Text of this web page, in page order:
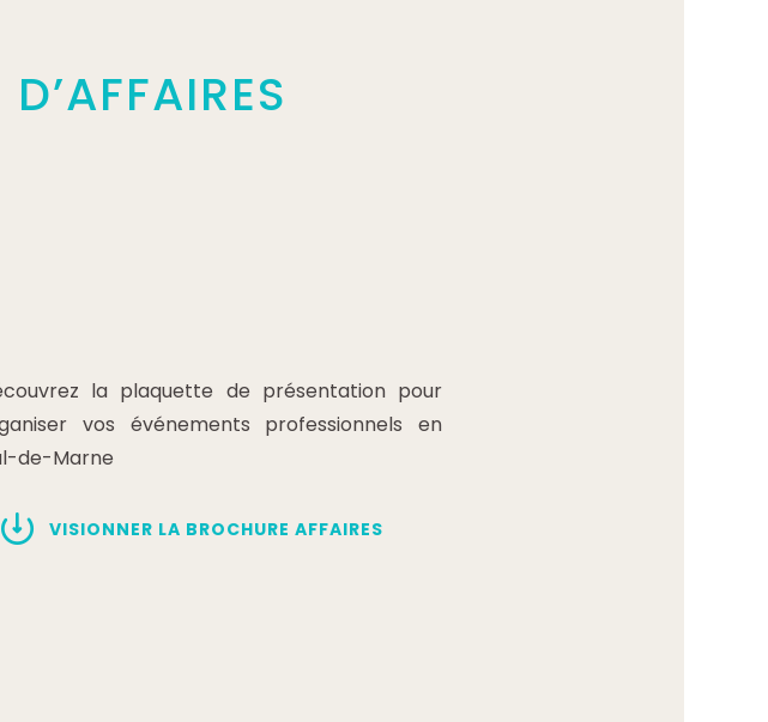
la plaquette de présentation pour
vos événements professionnels en
de-Marne
VISIONNER LA BROCHURE AFFAIRES